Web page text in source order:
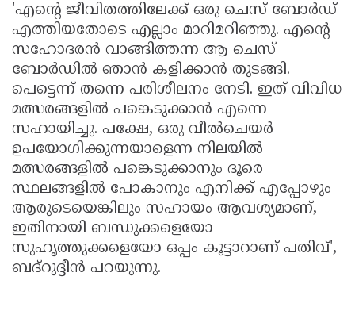
'എന്റെ ജീവിതത്തിലേക്ക് ഒരു ചെസ് ബോർഡ്
എത്തിയതോടെ എല്ലാം മാറിമറിഞ്ഞു. എന്റെ
സഹോദരൻ വാങ്ങിത്തന്ന ആ ചെസ്
ബോർഡിൽ ഞാൻ കളിക്കാൻ തുടങ്ങി.
പെട്ടെന്ന് തന്നെ പരിശീലനം നേടി. ഇത് വിവിധ
മത്സരങ്ങളിൽ പങ്കെടുക്കാൻ എന്നെ
സഹായിച്ചു. പക്ഷേ, ഒരു വീൽചെയർ
ഉപയോഗിക്കുന്നയാളെന്ന നിലയിൽ
മത്സരങ്ങളിൽ പങ്കെടുക്കാനും ദൂരെ
സ്ഥലങ്ങളിൽ പോകാനും എനിക്ക് എപ്പോഴും
ആരുടെയെങ്കിലും സഹായം ആവശ്യമാണ്,
ഇതിനായി ബന്ധുക്കളെയോ
സുഹൃത്തുക്കളെയോ ഒപ്പം കൂട്ടാറാണ് പതിവ്',
ബദ്‌റുദ്ദീൻ പറയുന്നു.